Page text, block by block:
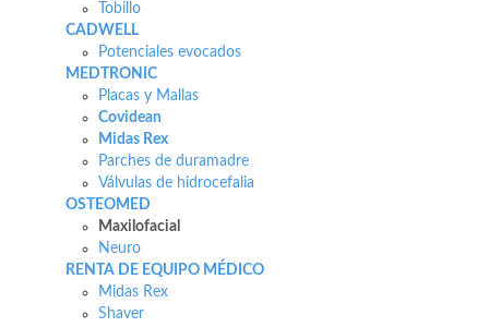
Tobillo
CADWELL
Potenciales evocados
MEDTRONIC
Placas y Mallas
Covidean
Midas Rex
Parches de duramadre
Válvulas de hidrocefalia
OSTEOMED
Maxilofacial
Neuro
RENTA DE EQUIPO MÉDICO
Midas Rex
Shaver